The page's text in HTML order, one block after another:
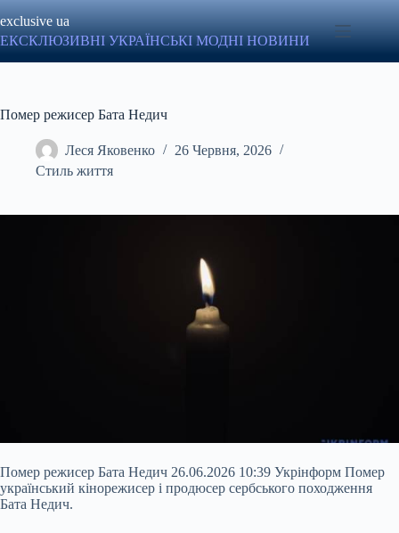
до
вмісту
exclusive ua
ЕКСКЛЮЗИВНІ УКРАЇНСЬКІ МОДНІ НОВИНИ
Помер режисер Бата Недич
Леся Яковенко
26 Червня, 2026
Стиль життя
Помер режисер Бата Недич 26.06.2026 10:39 Укрінформ Помер
український кінорежисер і продюсер сербського походження
Бата Недич.